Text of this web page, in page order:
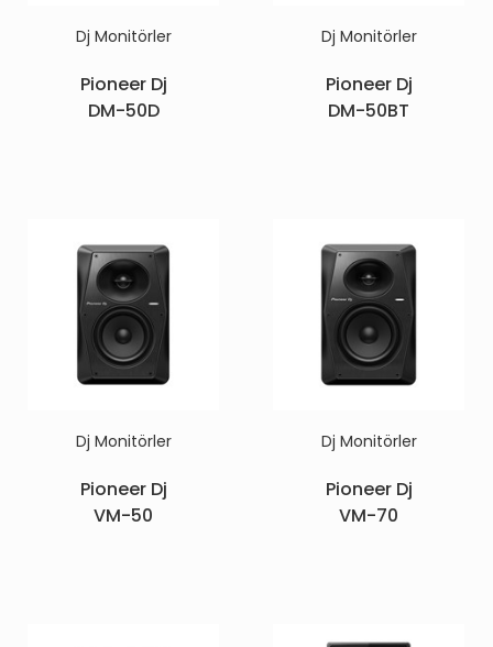
Dj Monitörler
Pioneer Dj
DM-50D
Dj Monitörler
Pioneer Dj
DM-50BT
Dj Monitörler
Pioneer Dj
VM-50
Dj Monitörler
Pioneer Dj
VM-70